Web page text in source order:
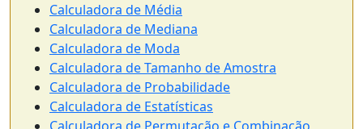
Calculadora de Média
Calculadora de Mediana
Calculadora de Moda
Calculadora de Tamanho de Amostra
Calculadora de Probabilidade
Calculadora de Estatísticas